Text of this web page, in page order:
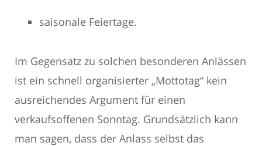
saisonale Feiertage.
Im Gegensatz zu solchen besonderen Anlässen
ist ein schnell organisierter „Mottotag“ kein
ausreichendes Argument für einen
verkaufsoffenen Sonntag. Grundsätzlich kann
man sagen, dass der Anlass selbst das